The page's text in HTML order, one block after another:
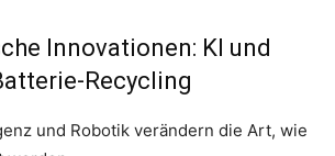
Innovationen: KI und
Recycling
und Robotik verändern die Art, wie